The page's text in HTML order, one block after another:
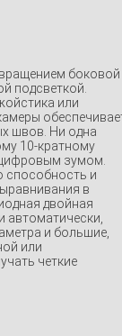
боковой
подсветкой.
или
швов. Ни одна
10-кратному
зумом.
и
в
двойная
автоматически,
и большие,
или
четкие